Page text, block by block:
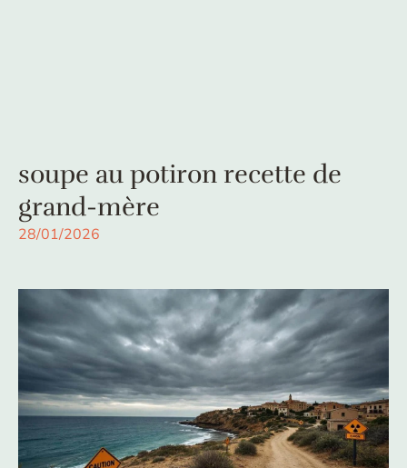
soupe au potiron recette de
grand-mère
28/01/2026